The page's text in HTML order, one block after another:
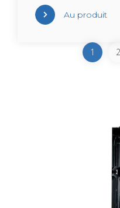
Au pro­duit
1 2
Sui­vant